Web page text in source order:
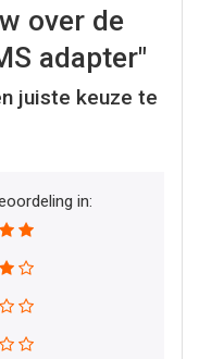
over de
adapter"
juiste keuze te
in: